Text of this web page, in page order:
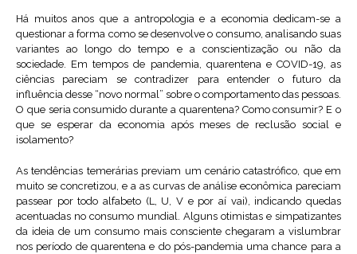
Há muitos anos que a antropologia e a economia dedicam-se a
questionar a forma como se desenvolve o consumo, analisando suas
variantes ao longo do tempo e a conscientização ou não da
sociedade. Em tempos de pandemia, quarentena e COVID-19, as
ciências pareciam se contradizer para entender o futuro da
influência desse “novo normal” sobre o comportamento das pessoas.
O que seria consumido durante a quarentena? Como consumir? E o
que se esperar da economia após meses de reclusão social e
isolamento?
As tendências temerárias previam um cenário catastrófico, que em
muito se concretizou, e a as curvas de análise econômica pareciam
passear por todo alfabeto (L, U, V e por aí vai), indicando quedas
acentuadas no consumo mundial. Alguns otimistas e simpatizantes
da ideia de um consumo mais consciente chegaram a vislumbrar
nos período de quarentena e do pós-pandemia uma chance para a